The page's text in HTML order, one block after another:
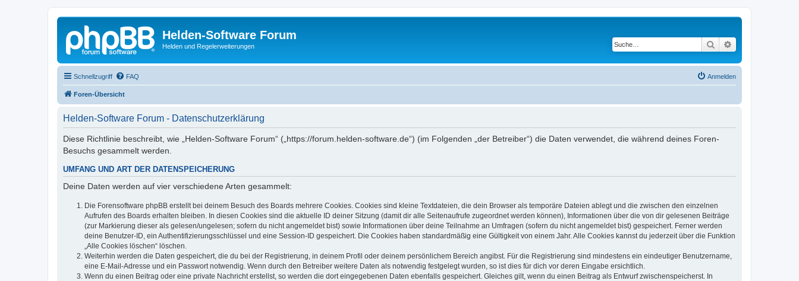
Helden-Software Forum
Helden und Regelerweiterungen Suche
Schnellzugriff FAQ Anmelden
Foren-Übersicht
Helden-Software Forum - Datenschutzerklärung
Diese Richtlinie beschreibt, wie „Helden-Software Forum“ („https://forum.helden-software.de“) (im Folgenden „der Betreiber“) die Daten verwendet, die während deines Foren-
Besuchs gesammelt werden.
UMFANG UND ART DER DATENSPEICHERUNG
Deine Daten werden auf vier verschiedene Arten gesammelt:
Die Forensoftware phpBB erstellt bei deinem Besuch des Boards mehrere Cookies. Cookies sind kleine Textdateien, die dein Browser als temporäre Dateien ablegt und die zwischen den einzelnen
Aufrufen des Boards erhalten bleiben. In diesen Cookies sind die aktuelle ID deiner Sitzung (damit dir alle Seitenaufrufe zugeordnet werden können), Informationen über die von dir gelesenen Beiträge
(zur Markierung dieser als gelesen/ungelesen; sofern du nicht angemeldet bist) sowie Informationen über deine Teilnahme an Umfragen (sofern du nicht angemeldet bist) gespeichert. Ferner werden
deine Benutzer-ID, ein Authentifizierungsschlüssel und eine Session-ID gespeichert. Die Cookies haben standardmäßig eine Gültigkeit von einem Jahr. Alle Cookies kannst du jederzeit über die Funktion
„Alle Cookies löschen“ löschen.
Weiterhin werden die Daten gespeichert, die du bei der Registrierung, in deinem Profil oder deinem persönlichem Bereich angibst. Für die Registrierung sind mindestens ein eindeutiger Benutzername,
eine E-Mail-Adresse und ein Passwort notwendig. Wenn durch den Betreiber weitere Daten als notwendig festgelegt wurden, so ist dies für dich vor deren Eingabe ersichtlich.
Wenn du einen Beitrag oder eine private Nachricht erstellst, so werden die dort eingegebenen Daten ebenfalls gespeichert. Gleiches gilt, wenn du einen Beitrag als Entwurf zwischenspeicherst. In